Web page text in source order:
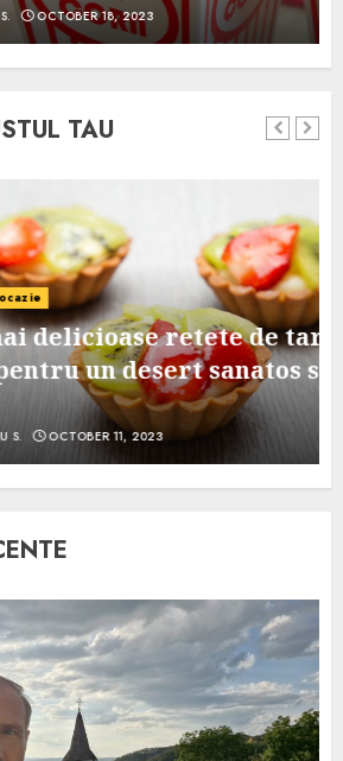
18, 2023
TAU
retete de tarte
un desert sanatos si
11, 2023